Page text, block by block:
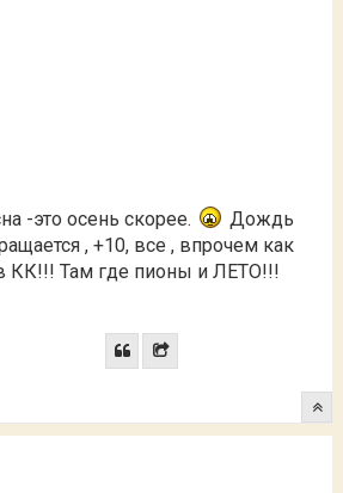
-это осень скорее.
Дождь
, +10, все , впрочем как
в КК!!! Там где пионы и ЛЕТО!!!